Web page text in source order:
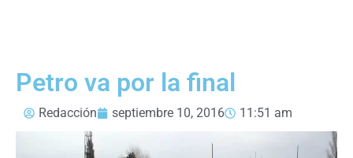
Petro va por la final
Redacción septiembre 10, 2016 11:51 am